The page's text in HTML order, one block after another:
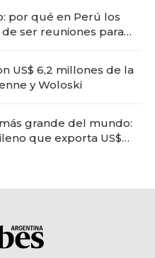
por qué en Perú los
ser reuniones para
US$ 6,2 millones de la
y Woloski
grande del mundo:
que exporta US$